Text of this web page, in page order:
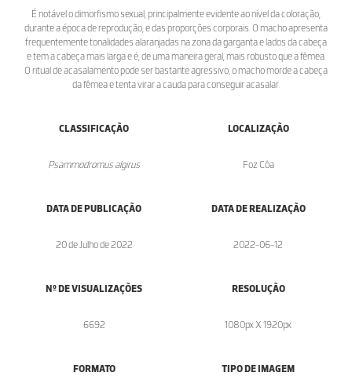
É notável o dimorfismo sexual, principalmente evidente ao nível da coloração,
durante a época de reprodução, e das proporções corporais. O macho apresenta
frequentemente tonalidades alaranjadas na zona da garganta e lados da cabeça
e tem a cabeça mais larga e é, de uma maneira geral, mais robusto que a fêmea.
O ritual de acasalamento pode ser bastante agressivo, o macho morde a cabeça
da fêmea e tenta virar a cauda para conseguir acasalar.
CLASSIFICAÇÃO
Psammodromus algirus
LOCALIZAÇÃO
Foz Côa
DATA DE PUBLICAÇÃO
20 de Julho de 2022
DATA DE REALIZAÇÃO
2022-06-12
Nº DE VISUALIZAÇÕES
6692
RESOLUÇÃO
1080px X 1920px
FORMATO TIPO DE IMAGEM